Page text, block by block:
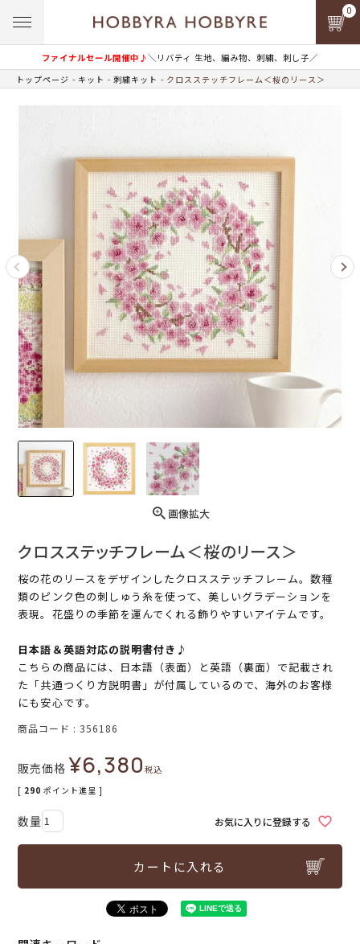
ファイナルセール開催中♪＼リバティ 生地、編み物、刺繍、刺し子／
0
トップページ キット 刺繍キット クロスステッチフレーム＜桜のリース＞
画像拡大
クロスステッチフレーム＜桜のリース＞
桜の花のリースをデザインしたクロスステッチフレーム。数種
類のピンク色の刺しゅう糸を使って、美しいグラデーションを
表現。花盛りの季節を運んでくれる飾りやすいアイテムです。
日本語＆英語対応の説明書付き♪
こちらの商品には、日本語（表面）と英語（裏面）で記載され
た「共通つくり方説明書」が付属しているので、海外のお客様
にも安心です。
商品コード 356186
販売価格 ¥6,380税込
[ 290 ポイント進呈 ]
お気に入りに登録する
カートに入れる